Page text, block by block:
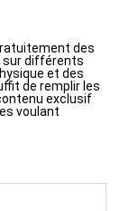
des
sur différents
et des
de remplir les
exclusif
voulant